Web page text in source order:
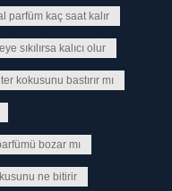
parfüm kaç saat kalır
sıkılırsa kalıcı olur
kokusunu bastırır mı
bozar mı
ne bitirir